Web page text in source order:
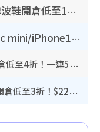
開倉優惠 | 尖沙咀海港城名牌波鞋開倉低至1折！On鞋$899起／Joy&Peace鞋履$98起
豐澤優惠勁減低至44折！Mac mini/iPhone17Pro大減價！廚房家電$220起
開倉優惠｜尖沙咀名牌行李箱開倉低至4折！一連5日 American Tourister/ace./Hallmark $200起！
廚具開倉｜特福Tefal廚具/家電開倉低至3折！$220起買平底鍋/炒鑊/湯煲！電飯煲/吸塵機/燙斗$418起